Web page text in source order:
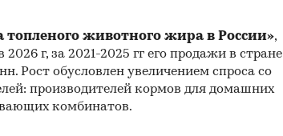
топленого животного жира в России»,
г, за 2021-2025 гг его продажи в стране
Рост обусловлен увеличением спроса со
производителей кормов для домашних
комбинатов.